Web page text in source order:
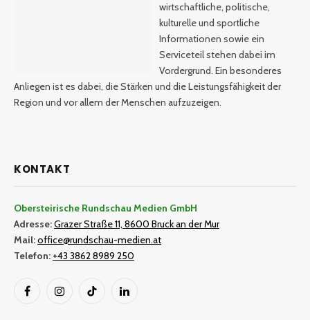
wirtschaftliche, politische,
kulturelle und sportliche
Informationen sowie ein
Serviceteil stehen dabei im
Vordergrund. Ein besonderes
Anliegen ist es dabei, die Stärken und die Leistungsfähigkeit der
Region und vor allem der Menschen aufzuzeigen.
KONTAKT
Obersteirische Rundschau Medien GmbH
Adresse:Grazer Straße 11, 8600 Bruck an der Mur
Mail:office@rundschau-medien.at
Telefon: +43 3862 8989 250
FacebookInstagramTikTok LinkedIn